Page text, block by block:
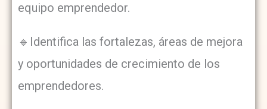
equipo emprendedor.
🔹Identifica las fortalezas, áreas de mejora
y oportunidades de crecimiento de los
emprendedores.